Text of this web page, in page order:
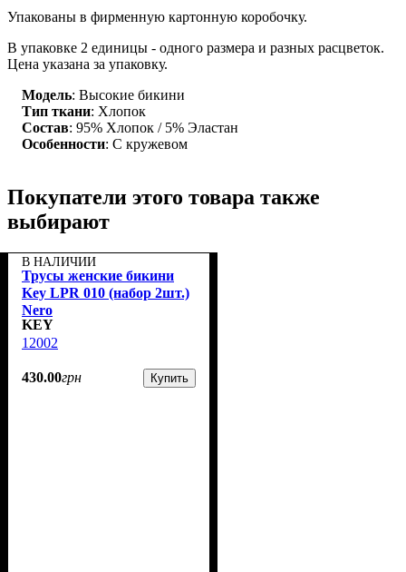
Упакованы в фирменную картонную коробочку.
В упаковке 2 единицы - одного размера и разных расцветок.
Цена указана за упаковку.
Модель: Высокие бикини
Тип ткани: Хлопок
Состав: 95% Хлопок / 5% Эластан
Особенности: С кружевом
Покупатели этого товара также
выбирают
В НАЛИЧИИ
Трусы женские бикини
Key LPR 010 (набор 2шт.)
Nero
KEY
12002
430.00грн Купить